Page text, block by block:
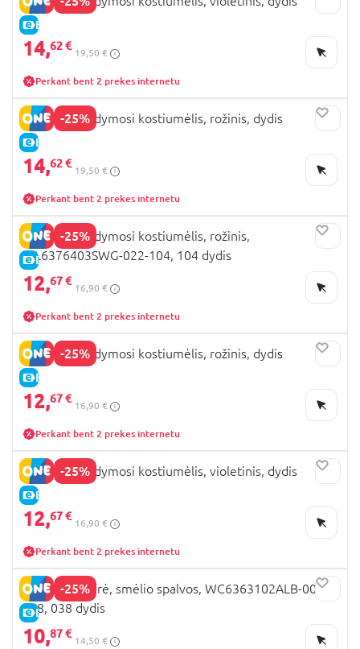
E-KAINA
14,62 €
19,50 €
Perkant bent 2 prekes internetu
-25%
E-KAINA
LEMON maudymosi kostiumėlis, rožinis, dydis
14,62 €
19,50 €
Perkant bent 2 prekes internetu
-25%
E-KAINA
LEMON maudymosi kostiumėlis, rožinis,
WL6376403SWG-022-104, 104 dydis
12,67 €
16,90 €
Perkant bent 2 prekes internetu
-25%
E-KAINA
LEMON maudymosi kostiumėlis, rožinis, dydis
12,67 €
16,90 €
Perkant bent 2 prekes internetu
-25%
E-KAINA
LEMON maudymosi kostiumėlis, violetinis, dydis
12,67 €
16,90 €
Perkant bent 2 prekes internetu
-25%
E-KAINA
LEMON kepurė, smėlio spalvos, WC6363102ALB-002-
038, 038 dydis
10,87 €
14,50 €